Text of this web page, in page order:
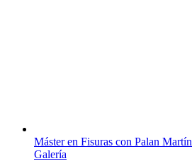
Máster en Fisuras con Palan Martín
Galería